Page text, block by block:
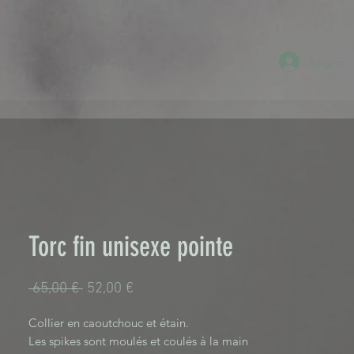
Torc fin unisexe pointe
65,00 € Standardpreis
52,00 €
Collier en caoutchouc et étain.
Les spikes sont moulés et coulés à la main